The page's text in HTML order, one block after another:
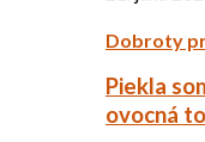
Dobroty
Piekla
ovocná